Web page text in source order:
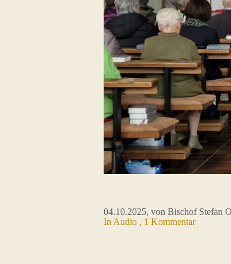
04.10.2025, von Bischof Stefan
In Audio , 1 Kommentar